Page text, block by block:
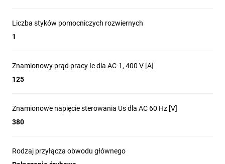
Główne cechy
Deca
Najwyższa wytrzymałość
Najwyższa wytrzymałość mechaniczna na rynku - 15 mln cykli
Liczba styków pomocniczych rozwiernych
1
Znamionowy prąd pracy Ie dla AC-1, 400 V [A]
125
Znamionowe napięcie sterowania Us dla AC 60 Hz [V]
380
Rodzaj przyłącza obwodu głównego